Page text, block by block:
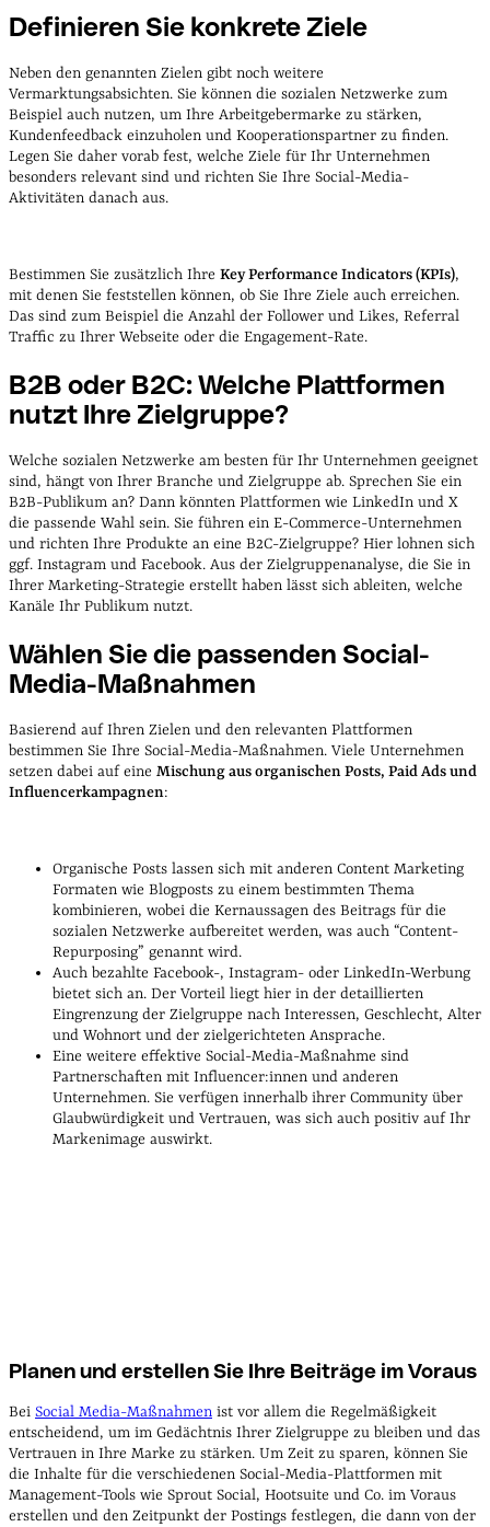
Definieren Sie konkrete Ziele
Neben den genannten Zielen gibt noch weitere
Vermarktungsabsichten. Sie können die sozialen Netzwerke zum
Beispiel auch nutzen, um Ihre Arbeitgebermarke zu stärken,
Kundenfeedback einzuholen und Kooperationspartner zu finden.
Legen Sie daher vorab fest, welche Ziele für Ihr Unternehmen
besonders relevant sind und richten Sie Ihre Social-Media-
Aktivitäten danach aus.
Bestimmen Sie zusätzlich Ihre Key Performance Indicators (KPIs),
mit denen Sie feststellen können, ob Sie Ihre Ziele auch erreichen.
Das sind zum Beispiel die Anzahl der Follower und Likes, Referral
Traffic zu Ihrer Webseite oder die Engagement-Rate.
B2B oder B2C: Welche Plattformen
nutzt Ihre Zielgruppe?
Welche sozialen Netzwerke am besten für Ihr Unternehmen geeignet
sind, hängt von Ihrer Branche und Zielgruppe ab. Sprechen Sie ein
B2B-Publikum an? Dann könnten Plattformen wie LinkedIn und X
die passende Wahl sein. Sie führen ein E-Commerce-Unternehmen
und richten Ihre Produkte an eine B2C-Zielgruppe? Hier lohnen sich
ggf. Instagram und Facebook. Aus der Zielgruppenanalyse, die Sie in
Ihrer Marketing-Strategie erstellt haben lässt sich ableiten, welche
Kanäle Ihr Publikum nutzt.
Wählen Sie die passenden Social-
Media-Maßnahmen
Basierend auf Ihren Zielen und den relevanten Plattformen
bestimmen Sie Ihre Social-Media-Maßnahmen. Viele Unternehmen
setzen dabei auf eine Mischung aus organischen Posts, Paid Ads und
Influencerkampagnen:
Organische Posts lassen sich mit anderen Content Marketing
Formaten wie Blogposts zu einem bestimmten Thema
kombinieren, wobei die Kernaussagen des Beitrags für die
sozialen Netzwerke aufbereitet werden, was auch “Content-
Repurposing” genannt wird.
Auch bezahlte Facebook-, Instagram- oder LinkedIn-Werbung
bietet sich an. Der Vorteil liegt hier in der detaillierten
Eingrenzung der Zielgruppe nach Interessen, Geschlecht, Alter
und Wohnort und der zielgerichteten Ansprache.
Eine weitere effektive Social-Media-Maßnahme sind
Partnerschaften mit Influencer:innen und anderen
Unternehmen. Sie verfügen innerhalb ihrer Community über
Glaubwürdigkeit und Vertrauen, was sich auch positiv auf Ihr
Markenimage auswirkt.
Planen und erstellen Sie Ihre Beiträge im Voraus
Bei Social Media-Maßnahmen ist vor allem die Regelmäßigkeit
entscheidend, um im Gedächtnis Ihrer Zielgruppe zu bleiben und das
Vertrauen in Ihre Marke zu stärken. Um Zeit zu sparen, können Sie
die Inhalte für die verschiedenen Social-Media-Plattformen mit
Management-Tools wie Sprout Social, Hootsuite und Co. im Voraus
erstellen und den Zeitpunkt der Postings festlegen, die dann von der